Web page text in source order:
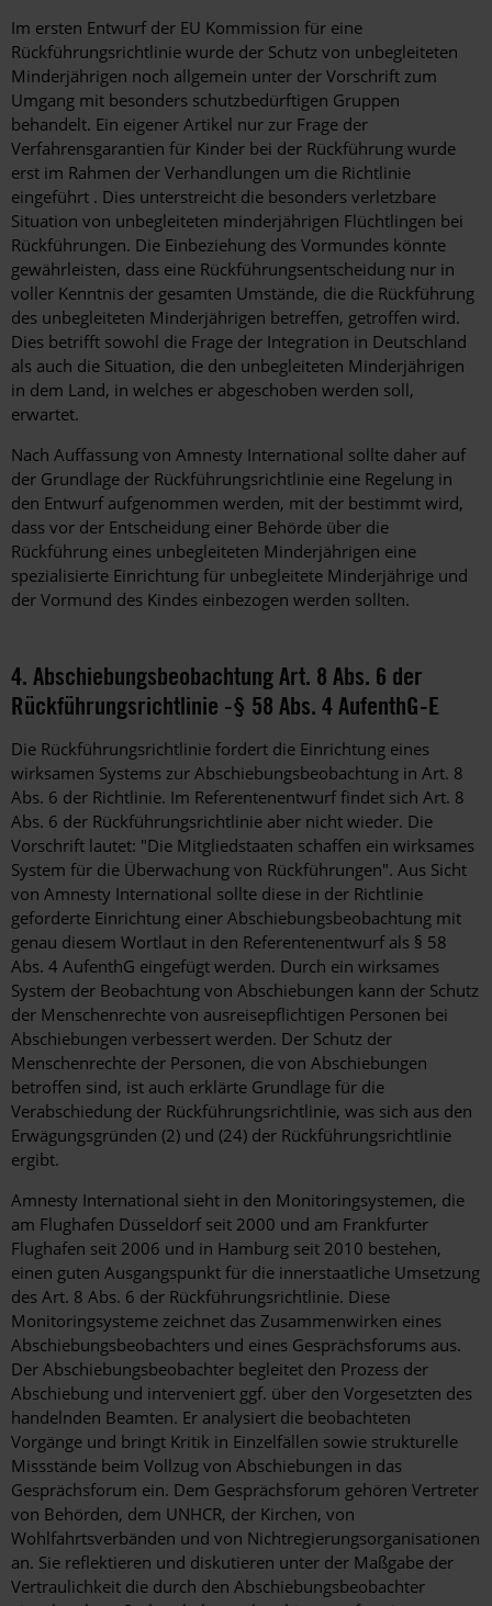
Im ersten Entwurf der EU Kommission für eine
Rückführungsrichtlinie wurde der Schutz von unbegleiteten
Minderjährigen noch allgemein unter der Vorschrift zum
Umgang mit besonders schutzbedürftigen Gruppen
behandelt. Ein eigener Artikel nur zur Frage der
Verfahrensgarantien für Kinder bei der Rückführung wurde
erst im Rahmen der Verhandlungen um die Richtlinie
eingeführt . Dies unterstreicht die besonders verletzbare
Situation von unbegleiteten minderjährigen Flüchtlingen bei
Rückführungen. Die Einbeziehung des Vormundes könnte
gewährleisten, dass eine Rückführungsentscheidung nur in
voller Kenntnis der gesamten Umstände, die die Rückführung
des unbegleiteten Minderjährigen betreffen, getroffen wird.
Dies betrifft sowohl die Frage der Integration in Deutschland
als auch die Situation, die den unbegleiteten Minderjährigen
in dem Land, in welches er abgeschoben werden soll,
erwartet.
Nach Auffassung von Amnesty International sollte daher auf
der Grundlage der Rückführungsrichtlinie eine Regelung in
den Entwurf aufgenommen werden, mit der bestimmt wird,
dass vor der Entscheidung einer Behörde über die
Rückführung eines unbegleiteten Minderjährigen eine
spezialisierte Einrichtung für unbegleitete Minderjährige und
der Vormund des Kindes einbezogen werden sollten.
4. Abschiebungsbeobachtung Art. 8 Abs. 6 der
Rückführungsrichtlinie -§ 58 Abs. 4 AufenthG-E
Die Rückführungsrichtlinie fordert die Einrichtung eines
wirksamen Systems zur Abschiebungsbeobachtung in Art. 8
Abs. 6 der Richtlinie. Im Referentenentwurf findet sich Art. 8
Abs. 6 der Rückführungsrichtlinie aber nicht wieder. Die
Vorschrift lautet: "Die Mitgliedstaaten schaffen ein wirksames
System für die Überwachung von Rückführungen". Aus Sicht
von Amnesty International sollte diese in der Richtlinie
geforderte Einrichtung einer Abschiebungsbeobachtung mit
genau diesem Wortlaut in den Referentenentwurf als § 58
Abs. 4 AufenthG eingefügt werden. Durch ein wirksames
System der Beobachtung von Abschiebungen kann der Schutz
der Menschenrechte von ausreisepflichtigen Personen bei
Abschiebungen verbessert werden. Der Schutz der
Menschenrechte der Personen, die von Abschiebungen
betroffen sind, ist auch erklärte Grundlage für die
Verabschiedung der Rückführungsrichtlinie, was sich aus den
Erwägungsgründen (2) und (24) der Rückführungsrichtlinie
ergibt.
Amnesty International sieht in den Monitoringsystemen, die
am Flughafen Düsseldorf seit 2000 und am Frankfurter
Flughafen seit 2006 und in Hamburg seit 2010 bestehen,
einen guten Ausgangspunkt für die innerstaatliche Umsetzung
des Art. 8 Abs. 6 der Rückführungsrichtlinie. Diese
Monitoringsysteme zeichnet das Zusammenwirken eines
Abschiebungsbeobachters und eines Gesprächsforums aus.
Der Abschiebungsbeobachter begleitet den Prozess der
Abschiebung und interveniert ggf. über den Vorgesetzten des
handelnden Beamten. Er analysiert die beobachteten
Vorgänge und bringt Kritik in Einzelfällen sowie strukturelle
Missstände beim Vollzug von Abschiebungen in das
Gesprächsforum ein. Dem Gesprächsforum gehören Vertreter
von Behörden, dem UNHCR, der Kirchen, von
Wohlfahrtsverbänden und von Nichtregierungsorganisationen
an. Sie reflektieren und diskutieren unter der Maßgabe der
Vertraulichkeit die durch den Abschiebungsbeobachter